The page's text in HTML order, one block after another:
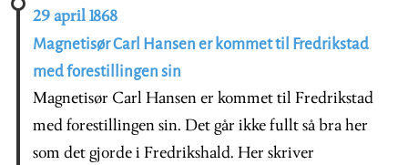
29 april 1868
Magnetisør Carl Hansen er kommet til Fredrikstad
med forestillingen sin
Magnetisør Carl Hansen er kommet til Fredrikstad
med forestillingen sin. Det går ikke fullt så bra her
som det gjorde i Fredrikshald. Her skriver